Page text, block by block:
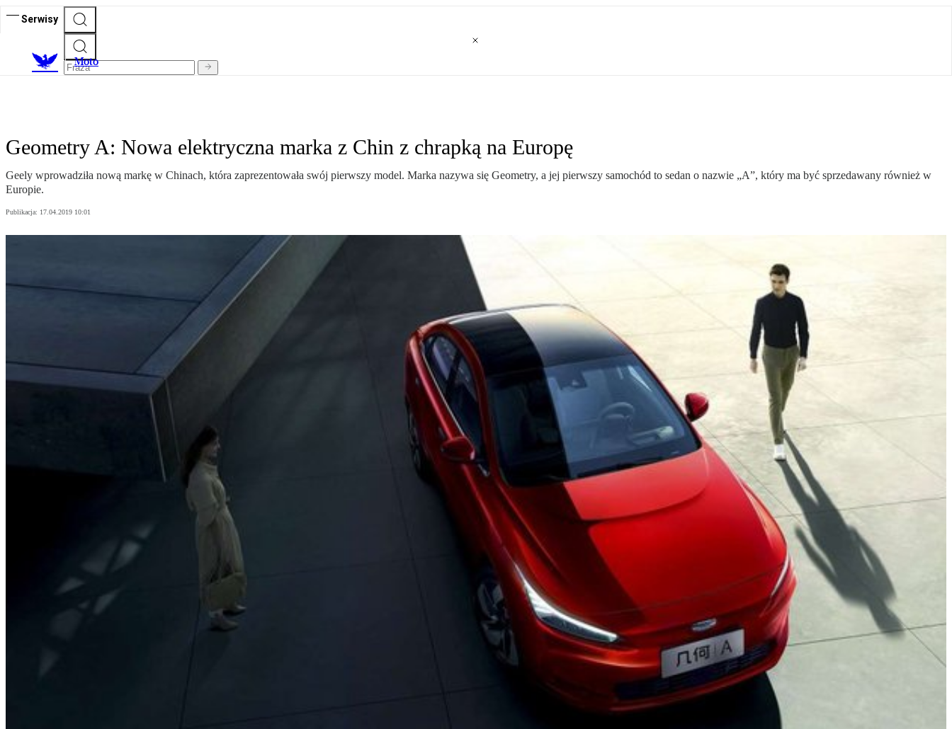
Serwisy
Moto
Geometry A: Nowa elektryczna marka z Chin z chrapką na Europę
Geely wprowadziła nową markę w Chinach, która zaprezentowała swój pierwszy model. Marka nazywa się Geometry, a jej pierwszy samochód to sedan o nazwie „A”, który ma być sprzedawany również w
Europie.
Publikacja: 17.04.2019 10:01